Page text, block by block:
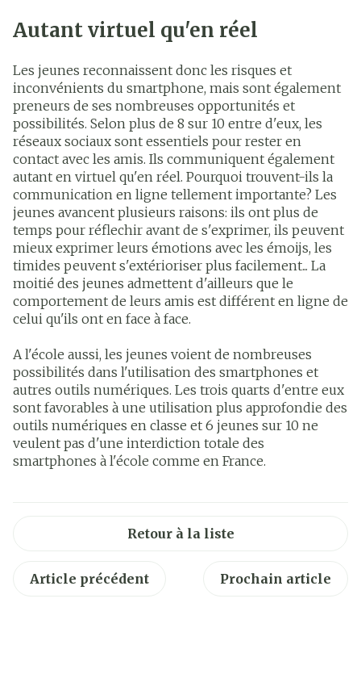
Autant virtuel qu'en réel
Les jeunes reconnaissent donc les risques et
inconvénients du smartphone, mais sont également
preneurs de ses nombreuses opportunités et
possibilités. Selon plus de 8 sur 10 entre d'eux, les
réseaux sociaux sont essentiels pour rester en
contact avec les amis. Ils communiquent également
autant en virtuel qu'en réel. Pourquoi trouvent-ils la
communication en ligne tellement importante? Les
jeunes avancent plusieurs raisons: ils ont plus de
temps pour réflechir avant de s'exprimer, ils peuvent
mieux exprimer leurs émotions avec les émoijs, les
timides peuvent s'extérioriser plus facilement... La
moitié des jeunes admettent d'ailleurs que le
comportement de leurs amis est différent en ligne de
celui qu'ils ont en face à face.
A l'école aussi, les jeunes voient de nombreuses
possibilités dans l'utilisation des smartphones et
autres outils numériques. Les trois quarts d'entre eux
sont favorables à une utilisation plus approfondie des
outils numériques en classe et 6 jeunes sur 10 ne
veulent pas d'une interdiction totale des
smartphones à l'école comme en France.
Retour à la liste
Article précédent Prochain article